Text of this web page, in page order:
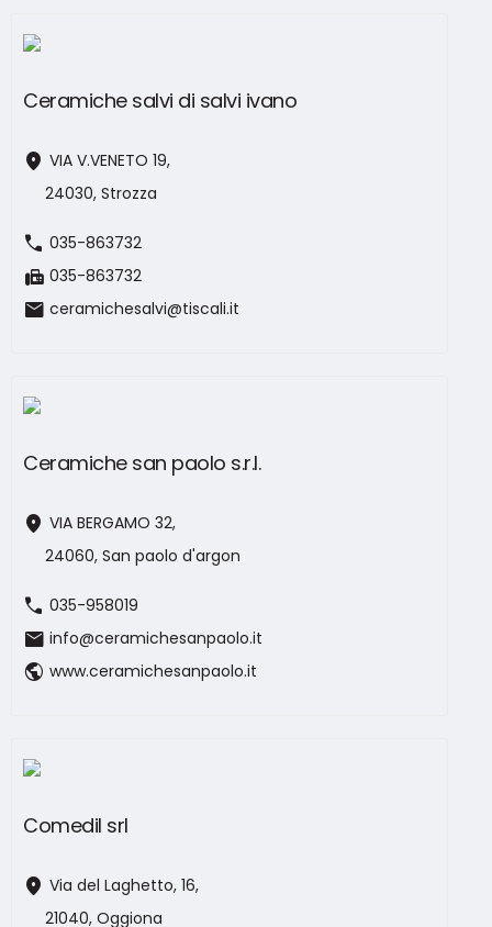
Ceramiche salvi di salvi ivano
location_on VIA V.VENETO 19,
24030, Strozza
call 035-863732
fax 035-863732
mail ceramichesalvi@tiscali.it
Ceramiche san paolo s.r.l.
location_on VIA BERGAMO 32,
24060, San paolo d'argon
call 035-958019
mail info@ceramichesanpaolo.it
public www.ceramichesanpaolo.it
Comedil srl
location_on Via del Laghetto, 16,
21040, Oggiona